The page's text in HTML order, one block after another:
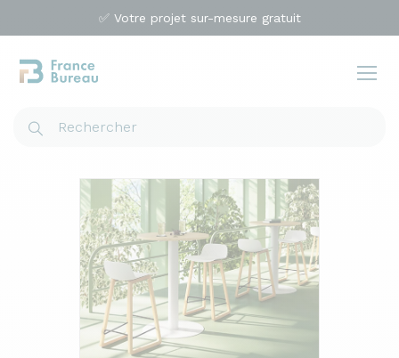
✅ Votre projet sur-mesure gratuit